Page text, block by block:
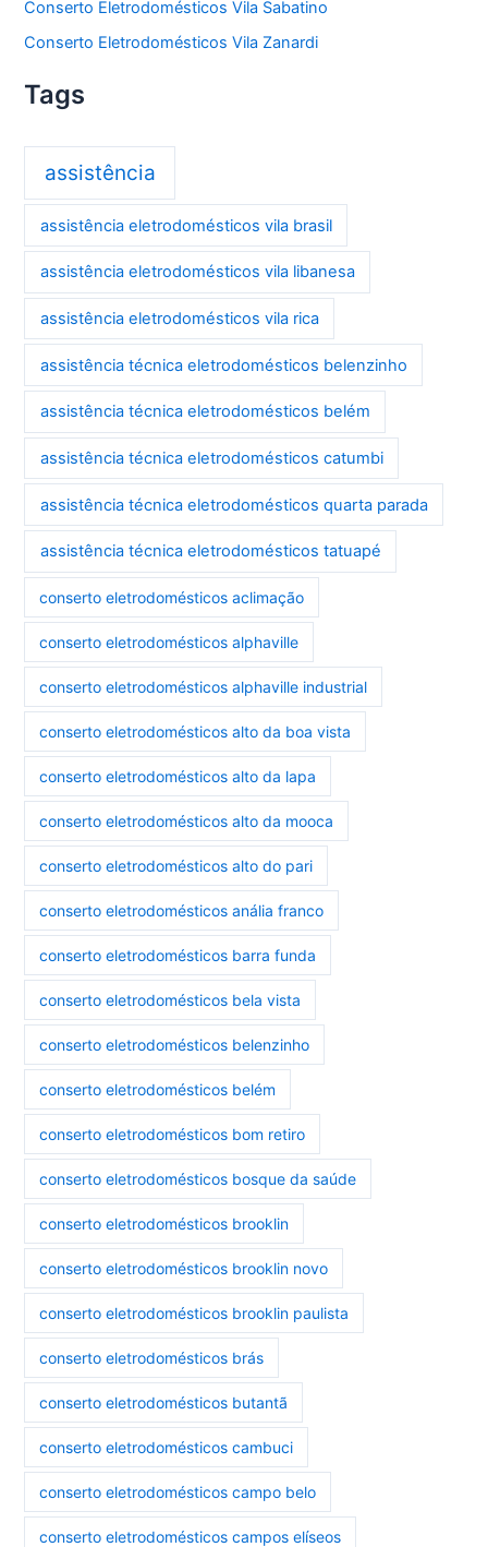
Conserto Eletrodomésticos Vila Sabatino
Conserto Eletrodomésticos Vila Zanardi
Tags
assistência
assistência eletrodomésticos vila brasil
assistência eletrodomésticos vila libanesa
assistência eletrodomésticos vila rica
assistência técnica eletrodomésticos belenzinho
assistência técnica eletrodomésticos belém
assistência técnica eletrodomésticos catumbi
assistência técnica eletrodomésticos quarta parada
assistência técnica eletrodomésticos tatuapé
conserto eletrodomésticos aclimação
conserto eletrodomésticos alphaville
conserto eletrodomésticos alphaville industrial
conserto eletrodomésticos alto da boa vista
conserto eletrodomésticos alto da lapa
conserto eletrodomésticos alto da mooca
conserto eletrodomésticos alto do pari
conserto eletrodomésticos anália franco
conserto eletrodomésticos barra funda
conserto eletrodomésticos bela vista
conserto eletrodomésticos belenzinho
conserto eletrodomésticos belém
conserto eletrodomésticos bom retiro
conserto eletrodomésticos bosque da saúde
conserto eletrodomésticos brooklin
conserto eletrodomésticos brooklin novo
conserto eletrodomésticos brooklin paulista
conserto eletrodomésticos brás
conserto eletrodomésticos butantã
conserto eletrodomésticos cambuci
conserto eletrodomésticos campo belo
conserto eletrodomésticos campos elíseos